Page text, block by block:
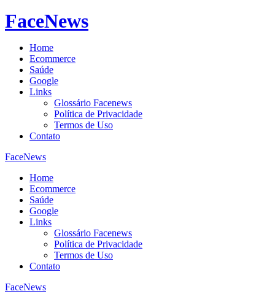
FaceNews
Home
Ecommerce
Saúde
Google
Links
Glossário Facenews
Política de Privacidade
Termos de Uso
Contato
FaceNews
Home
Ecommerce
Saúde
Google
Links
Glossário Facenews
Política de Privacidade
Termos de Uso
Contato
FaceNews